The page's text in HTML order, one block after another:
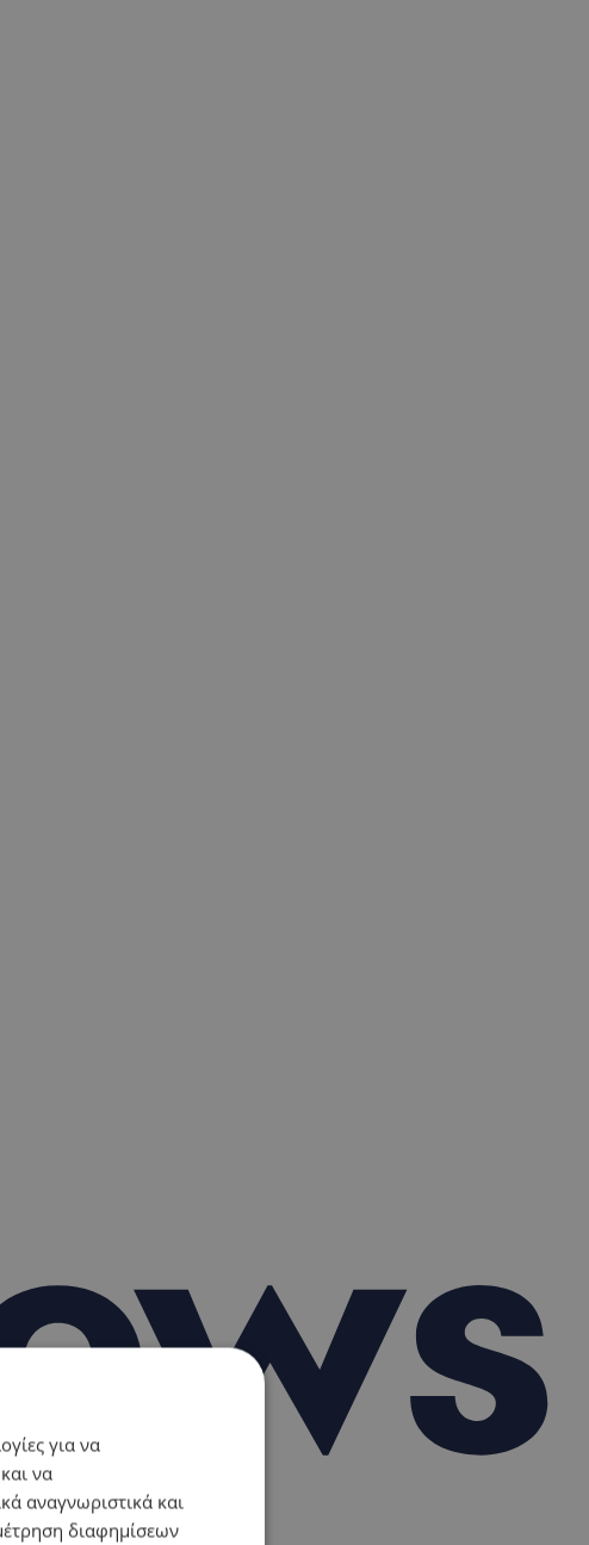
για να
να
αναγνωριστικά και
διαφημίσεων